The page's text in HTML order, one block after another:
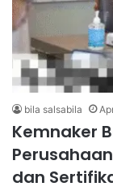
bila salsabila
Kemnaker
dan